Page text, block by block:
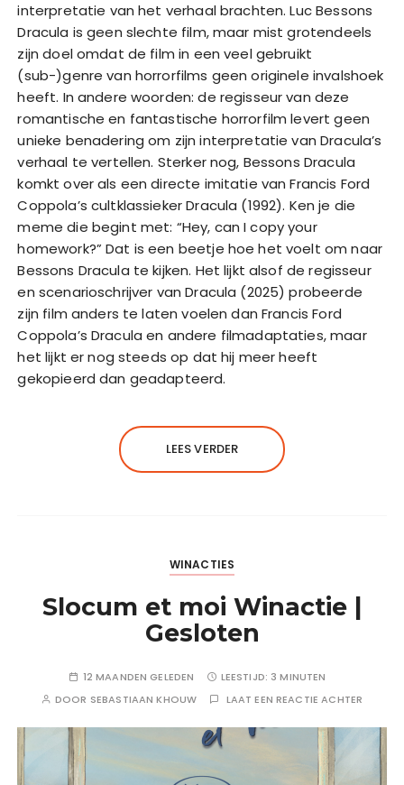
interpretatie van het verhaal brachten. Luc Bessons
Dracula is geen slechte film, maar mist grotendeels
zijn doel omdat de film in een veel gebruikt
(sub-)genre van horrorfilms geen originele invalshoek
heeft. In andere woorden: de regisseur van deze
romantische en fantastische horrorfilm levert geen
unieke benadering om zijn interpretatie van Dracula’s
verhaal te vertellen. Sterker nog, Bessons Dracula
komkt over als een directe imitatie van Francis Ford
Coppola’s cultklassieker Dracula (1992). Ken je die
meme die begint met: “Hey, can I copy your
homework?” Dat is een beetje hoe het voelt om naar
Bessons Dracula te kijken. Het lijkt alsof de regisseur
en scenarioschrijver van Dracula (2025) probeerde
zijn film anders te laten voelen dan Francis Ford
Coppola’s Dracula en andere filmadaptaties, maar
het lijkt er nog steeds op dat hij meer heeft
gekopieerd dan geadapteerd.
LEES VERDER
WINACTIES
Slocum et moi Winactie |
Gesloten
12 MAANDEN GELEDEN LEESTIJD: 3 MINUTEN
DOOR SEBASTIAAN KHOUW LAAT EEN REACTIE ACHTER